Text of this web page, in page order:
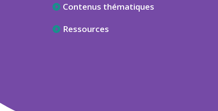
Contenus thématiques
Ressources